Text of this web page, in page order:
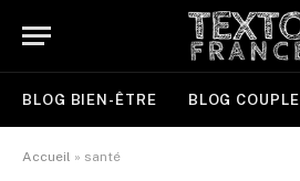
BLOG BIEN-ÊTRE BLOG COUPLE
Accueil » santé